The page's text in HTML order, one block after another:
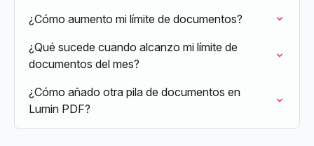
¿Cómo aumento mi límite de documentos?
¿Qué sucede cuando alcanzo mi límite de
documentos del mes?
¿Cómo añado otra pila de documentos en
Lumin PDF?